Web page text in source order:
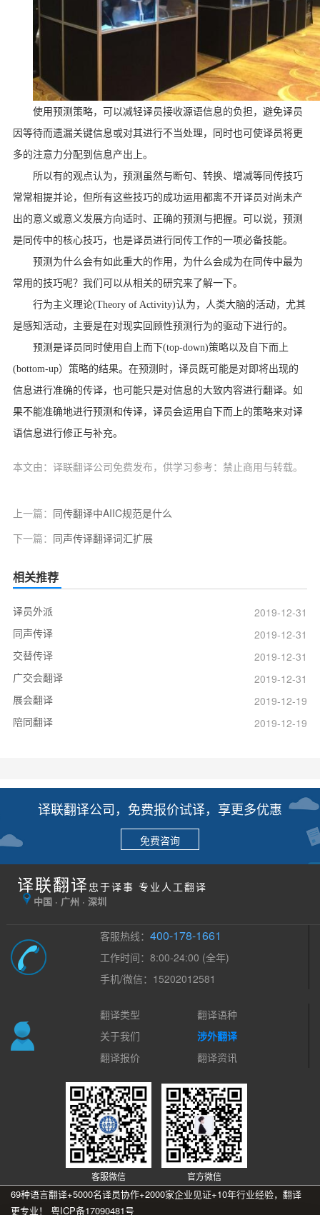
使用预测策略，可以减轻译员接收源语信息的负担，避免译员
因等待而遗漏关键信息或对其进行不当处理，同时也可使译员将更
多的注意力分配到信息产出上。
所以有的观点认为，预测虽然与断句、转换、增减等同传技巧
常常相提并论，但所有这些技巧的成功运用都离不开译员对尚未产
出的意义或意义发展方向适时、正确的预测与把握。可以说，预测
是同传中的核心技巧，也是译员进行同传工作的一项必备技能。
预测为什么会有如此重大的作用，为什么会成为在同传中最为
常用的技巧呢？我们可以从相关的研究来了解一下。
行为主义理论(Theory of Activity)认为，人类大脑的活动，尤其
是感知活动，主要是在对现实回顾性预测行为的驱动下进行的。
预测是译员同时使用自上而下(top-down)策略以及自下而上
(bottom-up）策略的结果。在预测时，译员既可能是对即将出现的
信息进行准确的传译，也可能只是对信息的大致内容进行翻译。如
果不能准确地进行预测和传译，译员会运用自下而上的策略来对译
语信息进行修正与补充。
本文由：译联翻译公司免费发布，供学习参考：禁止商用与转载。
上一篇： 同传翻译中AIIC规范是什么
下一篇： 同声传译翻译词汇扩展
相关推荐
译员外派
2019-12-31
同声传译
2019-12-31
交替传译
2019-12-31
广交会翻译
2019-12-31
展会翻译
2019-12-19
陪同翻译
2019-12-19
译联翻译公司，免费报价试译，享更多优惠
免费咨询
译联翻译 忠于译事 专业人工翻译
中国 · 广州 · 深圳
客服热线：400-178-1661
工作时间：8:00-24:00 (全年)
手机/微信：15202012581
翻译类型
翻译语种
关于我们
涉外翻译
翻译报价
翻译资讯
客服微信 官方微信
69种语言翻译+5000名译员协作+2000家企业见证+10年行业经验，翻译
更专业！ 粤ICP备17090481号